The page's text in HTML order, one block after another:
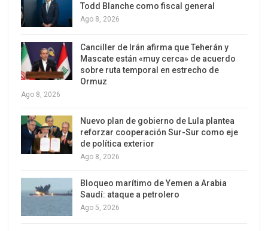
Este contacto es el primero entre ambos líderes
importante para desbloquear la frágil tregua
comercial, aunque expertos advierten que un
acuerdo final podría tardar en llegar dada la
complejidad y la histórica volatilidad de las
del mundo289. Las futuras negociaciones
probablemente se centrarán en las restricciones
tecnológicas y los controles de exportación,
temas críticos para la seguridad nacional y la
competitividad económica de ambos países.
Todd Blanche como fiscal general
Ago 8, 2026
Canciller de Irán afirma que Teherán y
Mascate están «muy cerca» de acuerdo
sobre ruta temporal en estrecho de
Ormuz
Ago 8, 2026
Nuevo plan de gobierno de Lula plantea
reforzar cooperación Sur-Sur como eje
de política exterior
Ago 8, 2026
Bloqueo marítimo de Yemen a Arabia
Saudí: ataque a petrolero
Ago 5, 2026